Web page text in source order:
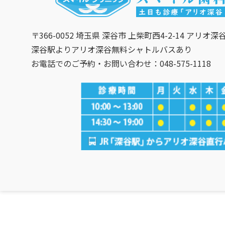
〒366-0052 埼玉県 深谷市 上柴町西4-2-14 アリオ深
深谷駅よりアリオ深谷無料シャトルバスあり
お電話でのご予約・お問い合わせ：048-575-1118